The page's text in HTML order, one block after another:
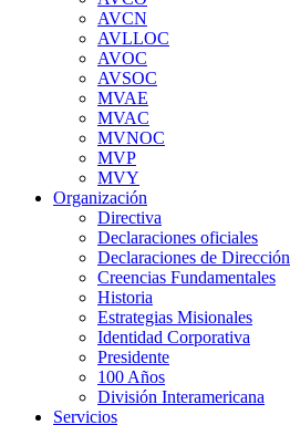
AVCN
AVLLOC
AVOC
AVSOC
MVAE
MVAC
MVNOC
MVP
MVY
Organización
Directiva
Declaraciones oficiales
Declaraciones de Dirección
Creencias Fundamentales
Historia
Estrategias Misionales
Identidad Corporativa
Presidente
100 Años
División Interamericana
Servicios